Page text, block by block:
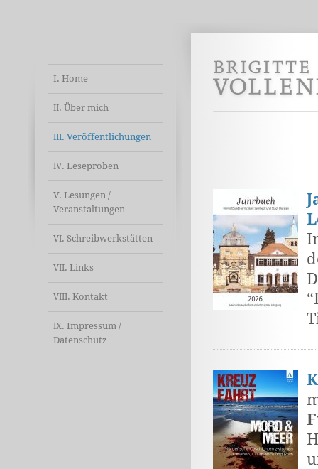
I. Home
II. Über mich
III. Veröffentlichungen
IV. Leseproben
V. Lesungen /
Veranstaltungen
VI. Schreibwerkstätten
VII. Links
VIII. Kontakt
IX. Impressum /
Datenschutz